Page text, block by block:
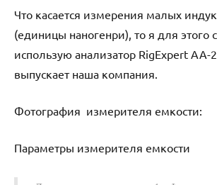
Что касается измерения малых
(единицы наногенри), то я для этого
использую анализатор RigExpert AA-
выпускает наша компания.
Фотография измерителя емкости:
Параметры измерителя емкости